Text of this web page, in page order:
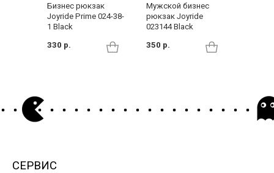
Бизнес рюкзак
Joyride Prime 024-38-
1 Black
330 р.
Мужской бизнес
рюкзак Joyride
023144 Black
350 р.
СЕРВИС